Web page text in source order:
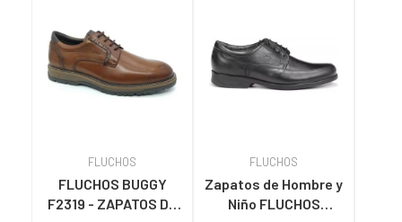
FLUCHOS
FLUCHOS BUGGY
F2319 - ZAPATOS DE
FLUCHOS
Zapatos de Hombre y
Niño FLUCHOS